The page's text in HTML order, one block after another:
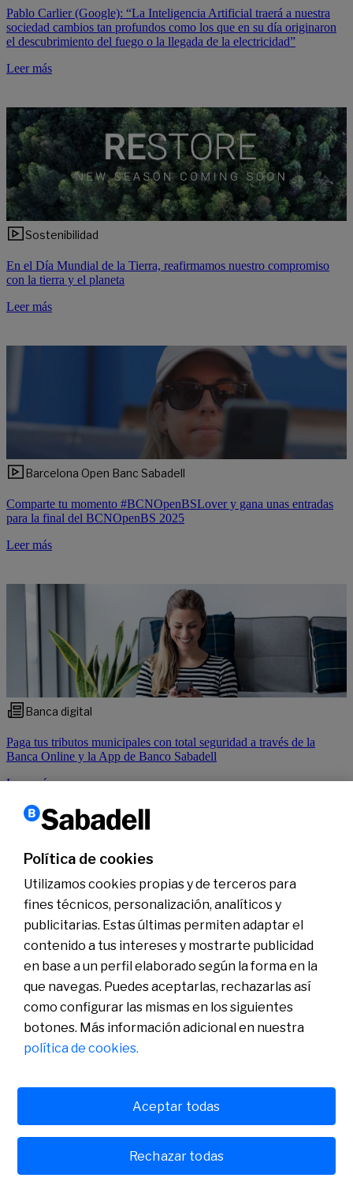
Pablo Carlier (Google): “La Inteligencia Artificial traerá a nuestra
sociedad cambios tan profundos como los que en su día originaron
el descubrimiento del fuego o la llegada de la electricidad”
Leer más
Sostenibilidad
En el Día Mundial de la Tierra, reafirmamos nuestro compromiso
con la tierra y el planeta
Leer más
Barcelona Open Banc Sabadell
Comparte tu momento #BCNOpenBSLover y gana unas entradas
para la final del BCNOpenBS 2025
Leer más
Banca digital
Paga tus tributos municipales con total seguridad a través de la
Banca Online y la App de Banco Sabadell
Leer más
‹Anterior
1 2 3
Conócenos
Sala de Prensa
Actualidad
Nos entendemos
Plan de Pensiones de Empleo de Banco Sabadell
Política de cookies
Utilizamos cookies propias y de terceros para
fines técnicos, personalización, analíticos y
publicitarias. Estas últimas permiten adaptar el
contenido a tus intereses y mostrarte publicidad
en base a un perfil elaborado según la forma en la
que navegas. Puedes aceptarlas, rechazarlas así
como configurar las mismas en los siguientes
botones. Más información adicional en nuestra
política de cookies.
Rechazar todas
Aceptar todas